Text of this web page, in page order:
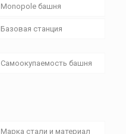
Monopole башня
Базовая станция
Самоокупаемость башня
Марка стали и материал